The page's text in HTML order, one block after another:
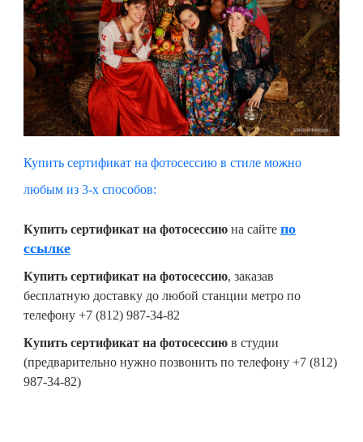
Купить сертификат на фотосессию в стиле можно
любым из 3-х способов:
Купить сертификат на фотосессию на сайте по
ссылке
Купить сертификат на фотосессию, заказав
бесплатную доставку до любой станции метро по
телефону +7 (812) 987-34-82
Купить сертификат на фотосессию в студии
(предварительно нужно позвонить по телефону +7 (812)
987-34-82)